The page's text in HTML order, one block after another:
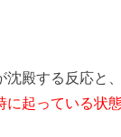
沈殿する反応と
に起っている状